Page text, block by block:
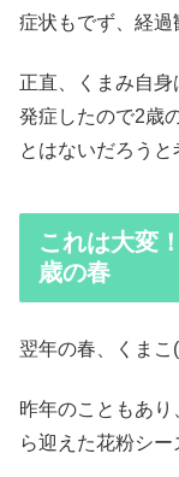
症状もでず、経過
正直、くまみ自
発症したので2歳
とはないだろうと
これは大変
歳の春
翌年の春、くまこ
昨年のこともあ
ら迎えた花粉シー